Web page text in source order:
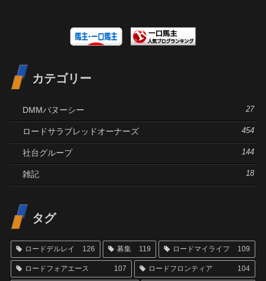
カテゴリー
DMMバヌーシー 27
ロードサラブレッドオーナーズ 454
社台グループ 144
雑記 18
タグ
ロードデルレイ 126 募集 119 ロードマイライフ 109
ロードフォアエース 107 ロードフロンティア 104